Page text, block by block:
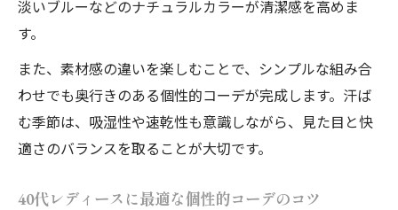
淡いブルーなどのナチュラルカラーが清潔感を高めま
す。
また、素材感の違いを楽しむことで、シンプルな組み合
わせでも奥行きのある個性的コーデが完成します。汗ば
む季節は、吸湿性や速乾性も意識しながら、見た目と快
適さのバランスを取ることが大切です。
40代レディースに最適な個性的コーデのコツ